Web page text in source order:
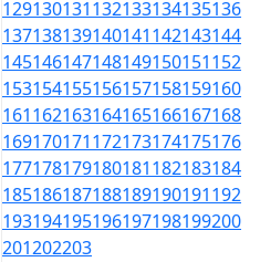
129130131132133134135136
137138139140141142143144
145146147148149150151152
153154155156157158159160
161162163164165166167168
169170171172173174175176
177178179180181182183184
185186187188189190191192
193194195196197198199200
201202203